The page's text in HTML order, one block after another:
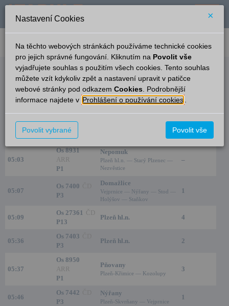
verze: 2.0.6 podpora: help-tabule@oltis.cz
English
Odjezdy
Plzeň-Jižní Předměstí
23:50
Čas/Aktuální Vlak/Linka Cíl/Přes Nástupiště
04:52
Os 7401
2
05:03
Os 8931
ARR
P1
Nepomuk
Plzeň hl.n. — Starý Plzenec —
Nezvěstice
–
05:07
Os 7400
P3
Domažlice
Vejprnice — Nýřany — Stod —
Holýšov — Staňkov
1
05:09
Os 27361 ČD
P13
Plzeň hl.n. 4
05:36
Os 7403
P3
Plzeň hl.n. 2
05:37
Os 8950
ARR
P1
Pňovany
Plzeň-Křimice — Kozolupy
3
05:46
Os 7442
P3
Nýřany
Plzeň-Skvrňany — Vejprnice
1
Nastavení Cookies ×
Na těchto webových stránkách používáme technické cookies
pro jejich správné fungování. Kliknutím na Povolit vše
vyjadřujete souhlas s použitím všech cookies. Tento souhlas
můžete vzít kdykoliv zpět a nastavení upravit v patičce
webové stránky pod odkazem Cookies . Podrobnější
informace najdete v Prohlášení o používání cookies
Povolit vybrané Povolit vše